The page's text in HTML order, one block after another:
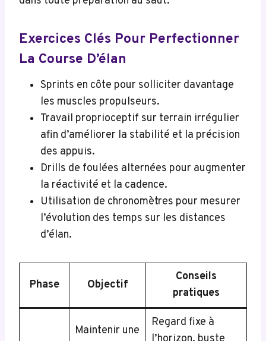
Exercices Clés Pour Perfectionner
La Course D’élan
Sprints en côte pour solliciter davantage
les muscles propulseurs.
Travail proprioceptif sur terrain irrégulier
afin d’améliorer la stabilité et la précision
des appuis.
Drills de foulées alternées pour augmenter
la réactivité et la cadence.
Utilisation de chronomètres pour mesurer
l’évolution des temps sur les distances
d’élan.
Phase Objectif
Conseils
pratiques
Maintenir une
Regard fixe à